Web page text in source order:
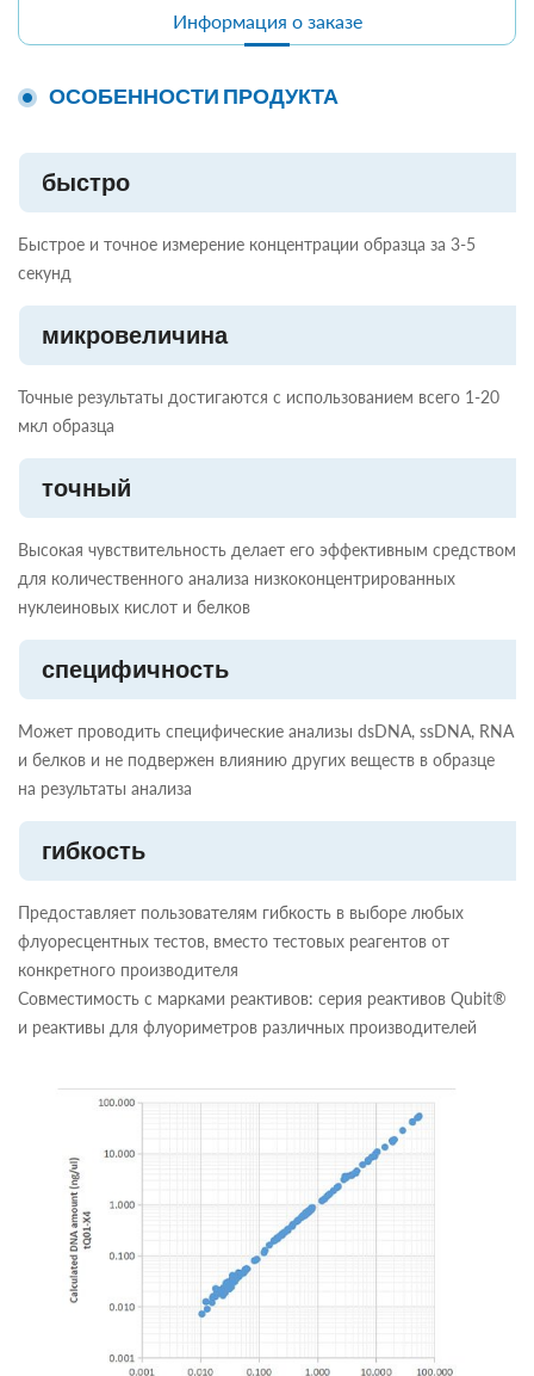
Информация о заказе
ОСОБЕННОСТИ ПРОДУКТА
быстро
Быстрое и точное измерение концентрации образца за 3-5
секунд
микровеличина
Точные результаты достигаются с использованием всего 1-20
мкл образца
точный
Высокая чувствительность делает его эффективным средством
для количественного анализа низкоконцентрированных
нуклеиновых кислот и белков
специфичность
Может проводить специфические анализы dsDNA, ssDNA, RNA
и белков и не подвержен влиянию других веществ в образце
на результаты анализа
гибкость
Предоставляет пользователям гибкость в выборе любых
флуоресцентных тестов, вместо тестовых реагентов от
конкретного производителя
Совместимость с марками реактивов: серия реактивов Qubit®
и реактивы для флуориметров различных производителей